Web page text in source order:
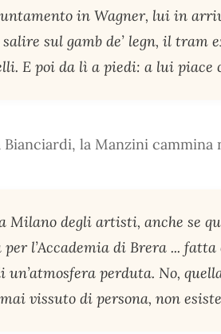
in Wagner, lui in
sul gamb de’ legn, il
E poi da lì a piedi: a lui piace
Bianciardi, la Manzini cammina
Milano degli artisti, anche se
l’Accademia di Brera ...
un’atmosfera perduta. No,
vissuto di persona, non